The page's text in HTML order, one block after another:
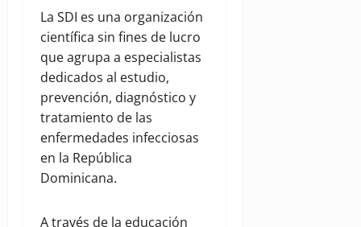
La SDI es una organización
científica sin fines de lucro
que agrupa a especialistas
dedicados al estudio,
prevención, diagnóstico y
tratamiento de las
enfermedades infecciosas
en la República
Dominicana.
A través de la educación